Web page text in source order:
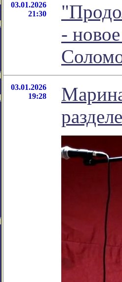
03.01.2026
21:30
-
03.01.2026
19:28